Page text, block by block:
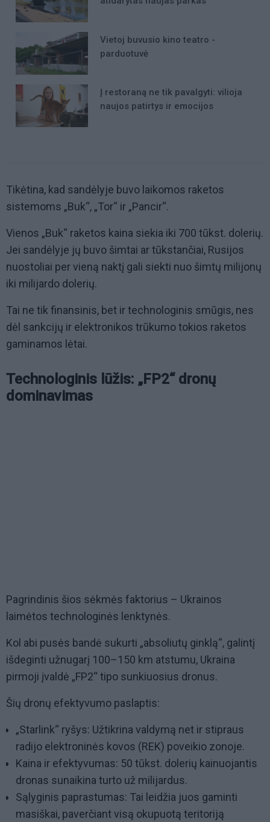
Vietoj buvusio kino teatro -
parduotuvė
Į restoraną ne tik pavalgyti: vilioja
naujos patirtys ir emocijos
Tikėtina, kad sandėlyje buvo laikomos raketos
sistemoms „Buk“, „Tor“ ir „Pancir“.
Vienos „Buk“ raketos kaina siekia iki 700 tūkst. dolerių.
Jei sandėlyje jų buvo šimtai ar tūkstančiai, Rusijos
nuostoliai per vieną naktį gali siekti nuo šimtų milijonų
iki milijardo dolerių.
Tai ne tik finansinis, bet ir technologinis smūgis, nes
dėl sankcijų ir elektronikos trūkumo tokios raketos
gaminamos lėtai.
Technologinis lūžis: „FP2“ dronų
dominavimas
Pagrindinis šios sėkmės faktorius – Ukrainos
laimėtos technologinės lenktynės.
Kol abi pusės bandė sukurti „absoliutų ginklą“, galintį
išdeginti užnugarį 100–150 km atstumu, Ukraina
pirmoji įvaldė „FP2“ tipo sunkiuosius dronus.
Šių dronų efektyvumo paslaptis:
„Starlink“ ryšys: Užtikrina valdymą net ir stipraus
radijo elektroninės kovos (REK) poveikio zonoje.
Kaina ir efektyvumas: 50 tūkst. dolerių kainuojantis
dronas sunaikina turto už milijardus.
Sąlyginis paprastumas: Tai leidžia juos gaminti
masiškai, paverčiant visą okupuotą teritoriją